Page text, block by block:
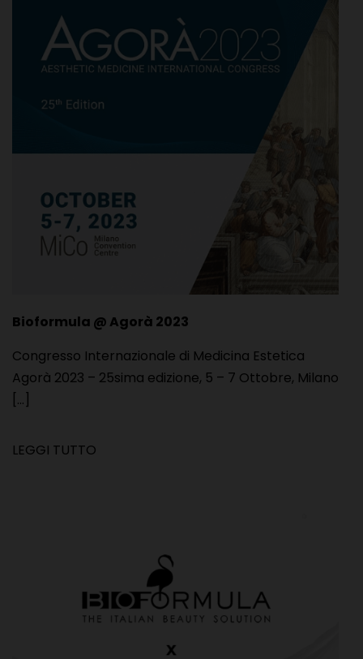
Bioformula @ Agorà 2023
Congresso Internazionale di Medicina Estetica
Agorà 2023 – 25sima edizione, 5 – 7 Ottobre, Milano
[...]
LEGGI TUTTO